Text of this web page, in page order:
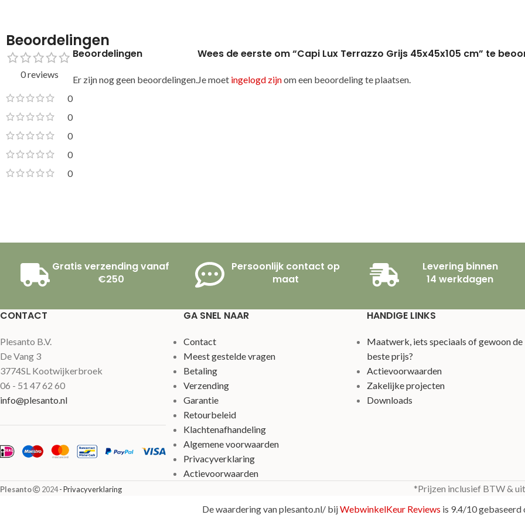
Beoordelingen
0 reviews
0
0
0
0
0
Beoordelingen
Er zijn nog geen beoordelingen.
Wees de eerste om “Capi Lux Terrazzo Grijs 45x45x105 cm” te
Je moet ingelogd zijnom een beoordeling te plaatsen.
Gratis verzending vanaf
€250
Persoonlijk contact op
maat
Levering binnen
14 werkdagen
CONTACT
Plesanto B.V.
De Vang 3
3774SL Kootwijkerbroek
06 - 51 47 62 60
info@plesanto.nl
GA SNEL NAAR
Contact
Meest gestelde vragen
Betaling
Verzending
Garantie
Retourbeleid
Klachtenafhandeling
Algemene voorwaarden
Privacyverklaring
Actievoorwaarden
HANDIGE LINKS
Maatwerk, iets speciaals of gewoon de
beste prijs?
Actievoorwaarden
Zakelijke projecten
Downloads
Plesanto 2024- Privacyverklaring
*Prijzen inclusief BTW &
De waardering van plesanto.nl/ bijWebwinkelKeur Reviews is 9.4/10 gebaseerd